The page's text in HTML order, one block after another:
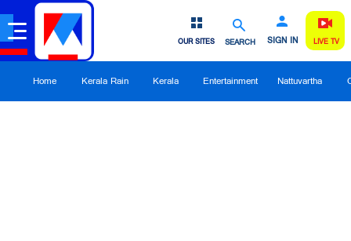
SEARCH SIGN IN
OUR SITES LIVE TV
Home Kerala Rain Kerala Entertainment Nattuvartha